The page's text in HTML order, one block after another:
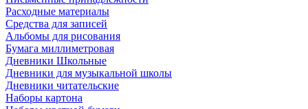
Расходные материалы
Средства для записей
Альбомы для рисования
Бумага миллиметровая
Дневники Школьные
Дневники для музыкальной школы
Дневники читательские
Наборы картона